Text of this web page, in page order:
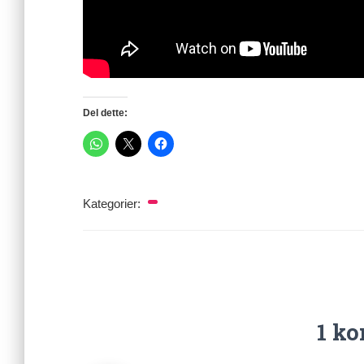
Del dette:
Kategorier:
1